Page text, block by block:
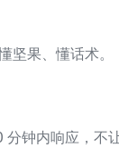
坚果、懂话术。
钟内响应，不